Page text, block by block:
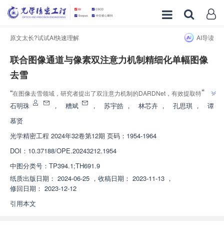
原文太长?试试AI快速理解 AI导读
联合图像通道与像素双注意力机制精细化单幅图像
去雪
“在图像去雪领域，研究者提出了双注意力机制的DARDNet，有效提取特征并
保护纹理细节，提升了去雪效果。
”
石明珠 ， 糟斌 ， 苏宇皓 ， 林芯卉 ， 孔思琪 ，
谭
慕贤
光学精密工程 2024年32卷第12期 页码：1954-1964
DOI： 10.37188/OPE.20243212.1954
中图分类号： TP394.1;TH691.9
纸质出版日期： 2024-06-25 ， 收稿日期： 2023-11-13 ，
修回日期： 2023-12-12
引用本文